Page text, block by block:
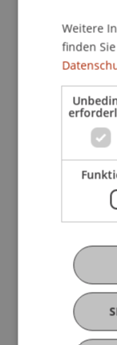
11.40 Uhr:
12.00 Uhr:
in Break-out
12.15 Uhr:
Christina Philipp
Melde dich
Kontakt
Weitere
finden